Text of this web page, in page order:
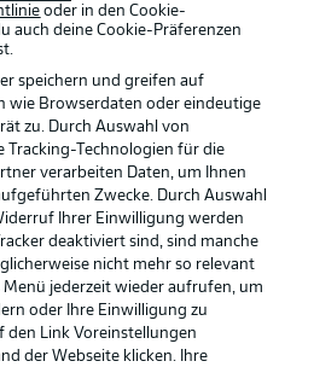
Voreinstellungen verwalten
Nutzungsbedingungen
Jobs
Partner
Liveticker
oder in den Cookie-
auch deine Cookie-Präferenzen
speichern und greifen auf
wie Browserdaten oder eindeutige
zu. Durch Auswahl von
Tracking-Technologien für die
verarbeiten Daten, um Ihnen
Zwecke. Durch Auswahl
Ihrer Einwilligung werden
deaktiviert sind, sind manche
nicht mehr so relevant
Menü jederzeit wieder aufrufen, um
oder Ihre Einwilligung zu
den Link Voreinstellungen
der Webseite klicken. Ihre